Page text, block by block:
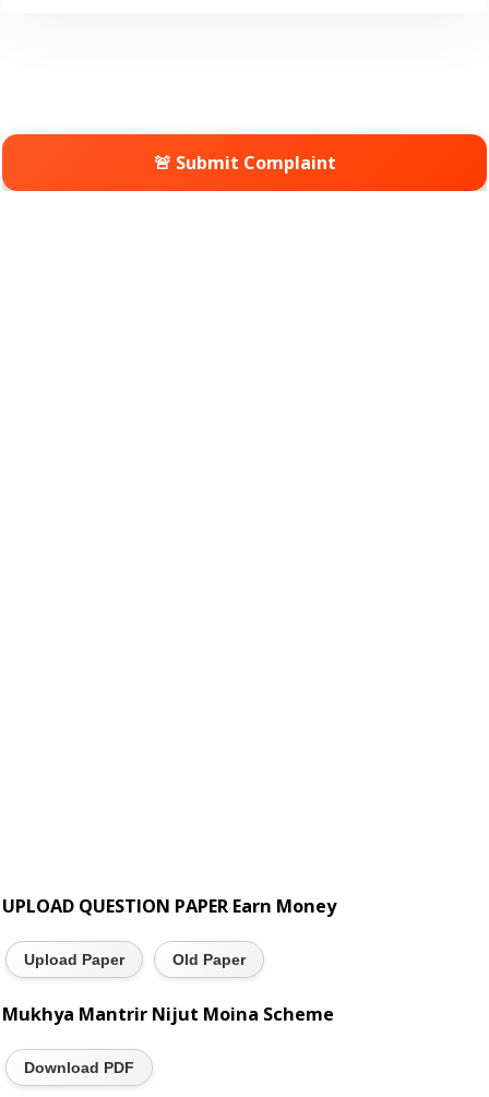
🚨 Submit Complaint
UPLOAD QUESTION PAPER Earn Money
Upload Paper Old Paper
Mukhya Mantrir Nijut Moina Scheme
Download PDF